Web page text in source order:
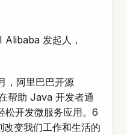
发起人，
，阿里巴巴开源
帮助 Java 开发者通
开发微服务应用。6
变我们工作和生活的